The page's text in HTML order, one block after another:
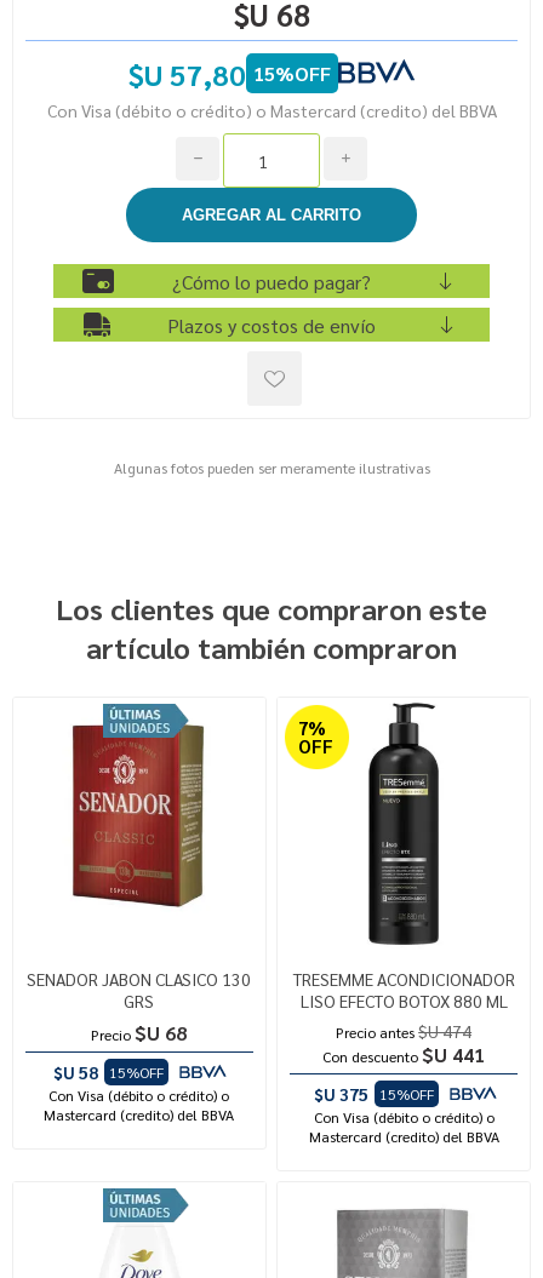
$U 68
$U 57,80 15%OFF
Con Visa (débito o crédito) o Mastercard (credito) del BBVA
i
h
¿Cómo lo puedo pagar?
Plazos y costos de envío
Algunas fotos pueden ser meramente ilustrativas
Los clientes que compraron este
artículo también compraron
SENADOR JABON CLASICO 130
GRS
Precio $U 68
$U 58
15%OFF
Con Visa (débito o crédito) o
Mastercard (credito) del BBVA
7%
OFF
TRESEMME ACONDICIONADOR
LISO EFECTO BOTOX 880 ML
Precio antes$U 474
Con descuento $U 441
$U 375
15%OFF
Con Visa (débito o crédito) o
Mastercard (credito) del BBVA